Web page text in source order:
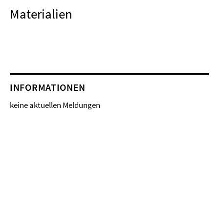
Materialien
INFORMATIONEN
keine aktuellen Meldungen